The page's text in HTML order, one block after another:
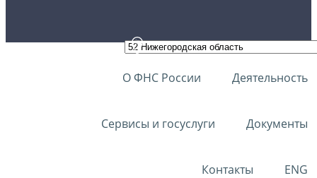
О ФНС России Деятельность
Сервисы и госуслуги Документы
Контакты ENG